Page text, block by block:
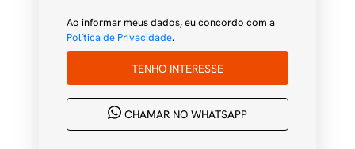
Ao informar meus dados, eu concordo com a
Política de Privacidade.
TENHO INTERESSE
CHAMAR NO WHATSAPP